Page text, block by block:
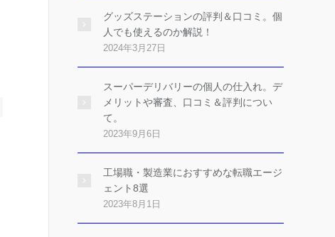
グッズステーションの評判＆口コミ。個
人でも使えるのか解説！
2024年3月27日
スーパーデリバリーの個人の仕入れ。デ
メリットや審査、口コミ＆評判につい
て。
2023年9月6日
工場職・製造業におすすめな転職エージ
ェント8選
2023年8月1日